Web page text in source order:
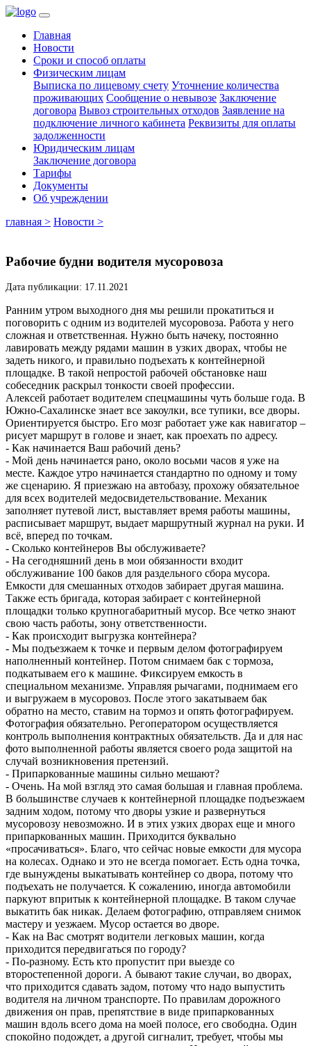
Главная
Новости
Сроки и способ оплаты
Физическим лицам
Выписка по лицевому счету Уточнение количества
проживающих Сообщение о невывозе Заключение
договора Вывоз строительных отходов Заявление на
подключение личного кабинета Реквизиты для оплаты
задолженности
Юридическим лицам
Заключение договора
Тарифы
Документы
Об учреждении
главная > Новости >
Рабочие будни водителя мусоровоза
Дата публикации: 17.11.2021
Ранним утром выходного дня мы решили прокатиться и
поговорить с одним из водителей мусоровоза. Работа у него
сложная и ответственная. Нужно быть начеку, постоянно
лавировать между рядами машин в узких дворах, чтобы не
задеть никого, и правильно подъехать к контейнерной
площадке. В такой непростой рабочей обстановке наш
собеседник раскрыл тонкости своей профессии.
Алексей работает водителем спецмашины чуть больше года. В
Южно-Сахалинске знает все закоулки, все тупики, все дворы.
Ориентируется быстро. Его мозг работает уже как навигатор –
рисует маршрут в голове и знает, как проехать по адресу.
- Как начинается Ваш рабочий день?
- Мой день начинается рано, около восьми часов я уже на
месте. Каждое утро начинается стандартно по одному и тому
же сценарию. Я приезжаю на автобазу, прохожу обязательное
для всех водителей медосвидетельствование. Механик
заполняет путевой лист, выставляет время работы машины,
расписывает маршрут, выдает маршрутный журнал на руки. И
всё, вперед по точкам.
- Сколько контейнеров Вы обслуживаете?
- На сегодняшний день в мои обязанности входит
обслуживание 100 баков для раздельного сбора мусора.
Емкости для смешанных отходов забирает другая машина.
Также есть бригада, которая забирает с контейнерной
площадки только крупногабаритный мусор. Все четко знают
свою часть работы, зону ответственности.
- Как происходит выгрузка контейнера?
- Мы подъезжаем к точке и первым делом фотографируем
наполненный контейнер. Потом снимаем бак с тормоза,
подкатываем его к машине. Фиксируем емкость в
специальном механизме. Управляя рычагами, поднимаем его
и выгружаем в мусоровоз. После этого закатываем бак
обратно на место, ставим на тормоз и опять фотографируем.
Фотография обязательно. Регоператором осуществляется
контроль выполнения контрактных обязательств. Да и для нас
фото выполненной работы является своего рода защитой на
случай возникновения претензий.
- Припаркованные машины сильно мешают?
- Очень. На мой взгляд это самая большая и главная проблема.
В большинстве случаев к контейнерной площадке подъезжаем
задним ходом, потому что дворы узкие и развернуться
мусоровозу невозможно. И в этих узких дворах еще и много
припаркованных машин. Приходится буквально
«просачиваться». Благо, что сейчас новые емкости для мусора
на колесах. Однако и это не всегда помогает. Есть одна точка,
где вынуждены выкатывать контейнер со двора, потому что
подъехать не получается. К сожалению, иногда автомобили
паркуют впритык к контейнерной площадке. В таком случае
выкатить бак никак. Делаем фотографию, отправляем снимок
мастеру и уезжаем. Мусор остается во дворе.
- Как на Вас смотрят водители легковых машин, когда
приходится передвигаться по городу?
- По-разному. Есть кто пропустит при выезде со
второстепенной дороги. А бывают такие случаи, во дворах,
что приходится сдавать задом, потому что надо выпустить
водителя на личном транспорте. По правилам дорожного
движения он прав, препятствие в виде припаркованных
машин вдоль всего дома на моей полосе, его свободна. Один
спокойно подождет, а другой сигналит, требует, чтобы мы